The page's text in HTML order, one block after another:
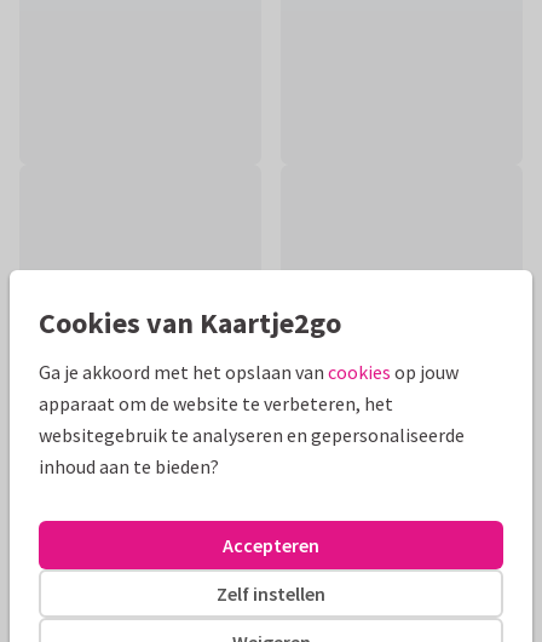
Een kleurrijk beterschapskaartje met bloemen in een gieter.
Met dwarrelende hartjes.
Cookies van Kaartje2go
Ga je akkoord met het opslaan van cookies op jouw
apparaat om de website te verbeteren, het
websitegebruik te analyseren en gepersonaliseerde
inhoud aan te bieden?
Zelf instellen
Accepteren